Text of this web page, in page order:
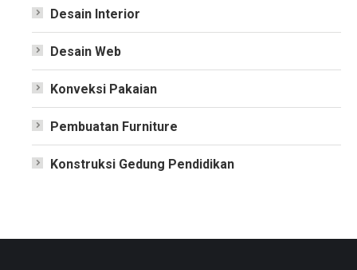
Desain Interior
Desain Web
Konveksi Pakaian
Pembuatan Furniture
Konstruksi Gedung Pendidikan